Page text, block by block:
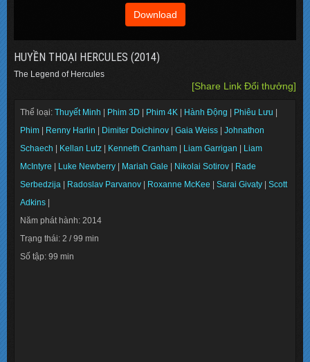
Download
HUYỀN THOẠI HERCULES (2014)
The Legend of Hercules
[Share Link Đổi thưởng]
Thể loại: Thuyết Minh Phim 3D Phim 4K Hành Động Phiêu Lưu
Phim
Renny Harlin Dimiter Doichinov Gaia Weiss
Johnathon
Schaech
Kellan Lutz Kenneth Cranham Liam Garrigan
Liam
McIntyre
Luke Newberry Mariah Gale Nikolai Sotirov
Rade
Serbedzija
Radoslav Parvanov Roxanne McKee Sarai Givaty
Scott
Adkins
Năm phát hành: 2014
Trạng thái: 2 / 99 min
Số tập: 99 min